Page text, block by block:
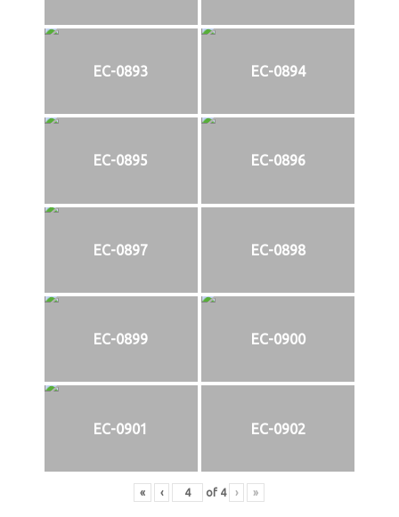
EC-0893 EC-0894
EC-0895 EC-0896
EC-0897 EC-0898
EC-0899 EC-0900
EC-0901 EC-0902
« ‹ of 4 › »